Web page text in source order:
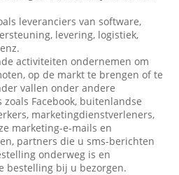
leveranciers van software,
levering, logistiek,
activiteiten ondernemen om
op de markt te brengen of te
vallen onder andere
Facebook, buitenlandse
marketingdienstverleners,
marketing-e-mails en
partners die u sms-berichten
onderweg is en
bestelling bij u bezorgen.